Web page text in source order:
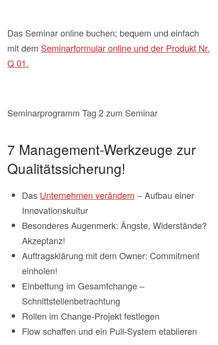
Das Seminar online buchen; bequem und einfach
mit dem Seminarformular online und der Produkt Nr.
Q 01.
Seminarprogramm Tag 2 zum Seminar
7 Management-Werkzeuge zur
Qualitätssicherung!
Das Unternehmen verändern – Aufbau einer
Innovationskultur
Besonderes Augenmerk: Ängste, Widerstände?
Akzeptanz!
Auftragsklärung mit dem Owner: Commitment
einholen!
Einbettung im Gesamtchange –
Schnittstellenbetrachtung
Rollen im Change-Projekt festlegen
Flow schaffen und ein Pull-System etablieren